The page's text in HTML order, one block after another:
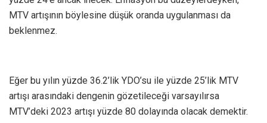
MTV artışının böylesine düşük oranda uygulanması da
beklenmez.
Eğer bu yılın yüzde 36.2’lik YDO’su ile yüzde 25’lik MTV
artışı arasındaki dengenin gözetileceği varsayılırsa
MTV’deki 2023 artışı yüzde 80 dolayında olacak demektir.